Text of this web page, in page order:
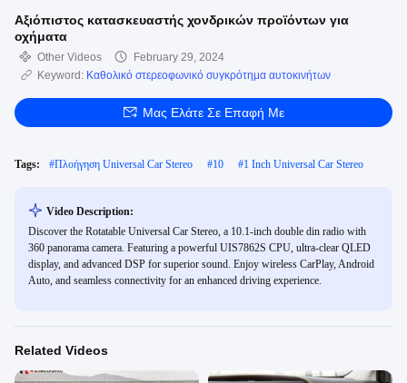
Αξιόπιστος κατασκευαστής χονδρικών προϊόντων για
οχήματα
Other Videos
February 29, 2024
Keyword: Καθολικό στερεοφωνικό συγκρότημα αυτοκινήτων
Μας Ελάτε Σε Επαφή Με
Tags: #Πλοήγηση Universal Car Stereo #10 #1 Inch Universal Car Stereo
Video Description:
Discover the Rotatable Universal Car Stereo, a 10.1-inch double din radio with
360 panorama camera. Featuring a powerful UIS7862S CPU, ultra-clear QLED
display, and advanced DSP for superior sound. Enjoy wireless CarPlay, Android
Auto, and seamless connectivity for an enhanced driving experience.
Related Videos